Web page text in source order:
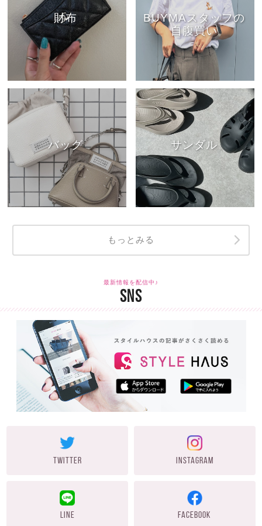
財布
BUYMAスタッフの
自腹買い
バッグ サンダル
もっとみる
最新情報を配信中♪
SNS
TWITTER INSTAGRAM
LINE FACEBOOK